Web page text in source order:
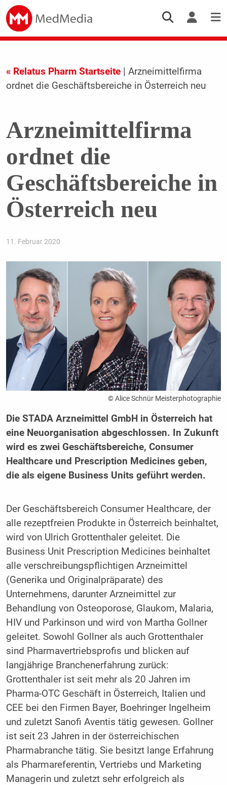
« Relatus Pharm Startseite| Arzneimittelfirma
ordnet die Geschäftsbereiche in Österreich neu
Arzneimittelfirma
ordnet die
Geschäftsbereiche in
Österreich neu
11. Februar 2020
© Alice Schnür Meisterphotographie
Die STADA Arzneimittel GmbH in Österreich hat
eine Neuorganisation abgeschlossen. In Zukunft
wird es zwei Geschäftsbereiche, Consumer
Healthcare und Prescription Medicines geben,
die als eigene Business Units geführt werden.
Der Geschäftsbereich Consumer Healthcare, der
alle rezeptfreien Produkte in Österreich beinhaltet,
wird von Ulrich Grottenthaler geleitet. Die
Business Unit Prescription Medicines beinhaltet
alle verschreibungspflichtigen Arzneimittel
(Generika und Originalpräparate) des
Unternehmens, darunter Arzneimittel zur
Behandlung von Osteoporose, Glaukom, Malaria,
HIV und Parkinson und wird von Martha Gollner
geleitet. Sowohl Gollner als auch Grottenthaler
sind Pharmavertriebsprofis und blicken auf
langjährige Branchenerfahrung zurück:
Grottenthaler ist seit mehr als 20 Jahren im
Pharma-OTC Geschäft in Österreich, Italien und
CEE bei den Firmen Bayer, Boehringer Ingelheim
und zuletzt Sanofi Aventis tätig gewesen. Gollner
ist seit 23 Jahren in der österreichischen
Pharmabranche tätig. Sie besitzt lange Erfahrung
als Pharmareferentin, Vertriebs und Marketing
Managerin und zuletzt sehr erfolgreich als